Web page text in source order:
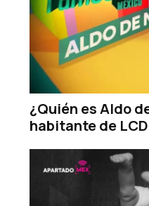
¿Quién es Aldo
habitante de